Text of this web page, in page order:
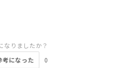
なりましたか？
考になった
0